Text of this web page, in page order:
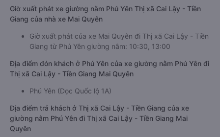
Giờ xuất phát xe giường nằm Phú Yên Thị xã Cai Lậy - Tiền
Giang của nhà xe Mai Quyên
Giờ xuất phát của xe Mai Quyên đi Thị xã Cai Lậy - Tiền
Giang từ Phú Yên giường nằm: 10:30, 13:00
Địa điểm đón khách ở Phú Yên của xe giường nằm Phú Yên đi
Thị xã Cai Lậy - Tiền Giang Mai Quyên
Phú Yên (Dọc Quốc lộ 1A)
Địa điểm trả khách ở Thị xã Cai Lậy - Tiền Giang của xe
giường nằm Phú Yên đi Thị xã Cai Lậy - Tiền Giang Mai
Quyên